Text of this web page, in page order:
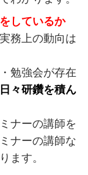
しているか
務上の動向は
勉強会が存在
々研鑽を積ん
ナーの講師を
ナーの講師な
ます。